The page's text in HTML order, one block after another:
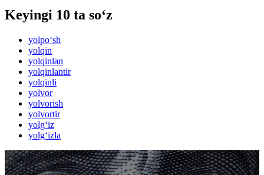
Keyingi 10 ta so‘z
yolpo‘sh
yolqin
yolqinlan
yolqinlantir
yolqinli
yolvor
yolvorish
yolvortir
yolg‘iz
yolg‘izla